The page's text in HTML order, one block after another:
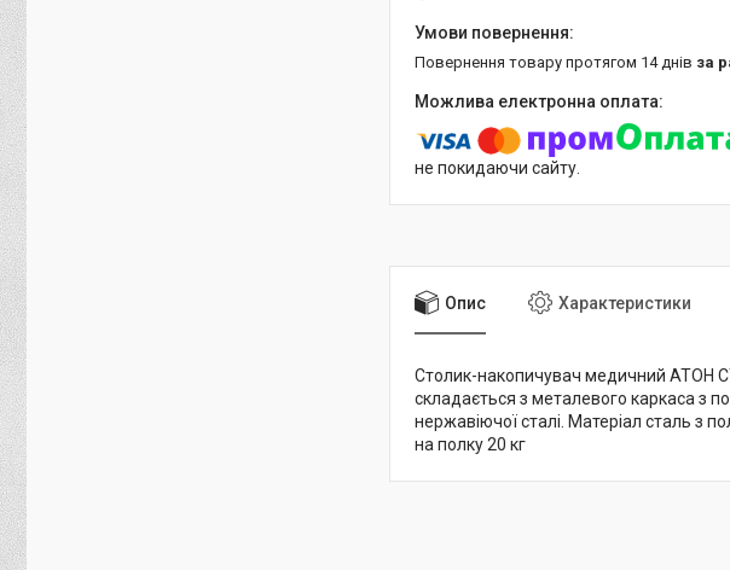
повернення товару протягом 14 днів за
не покидаючи сайту.
Опис Характеристики
Столик-накопичувач медичний АТОН
складається з металевого каркаса з
нержавіючої сталі. Матеріал сталь з
на полку 20 кг